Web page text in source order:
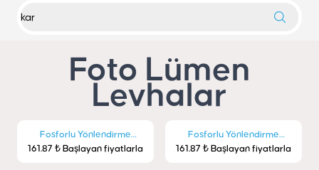
Foto Lümen
Levhalar
Fosforlu Yönlendirme
Levhaları - Çıkış
161.87 ₺ Başlayan fiyatlarla
Fosforlu Yönlendirme
Levhaları - Acil Çıkış
161.87 ₺ Başlayan fiyatlarla